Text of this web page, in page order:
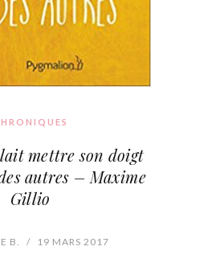
mettre son doigt
autres – Maxime
Gillio
B. / 19 MARS 2017